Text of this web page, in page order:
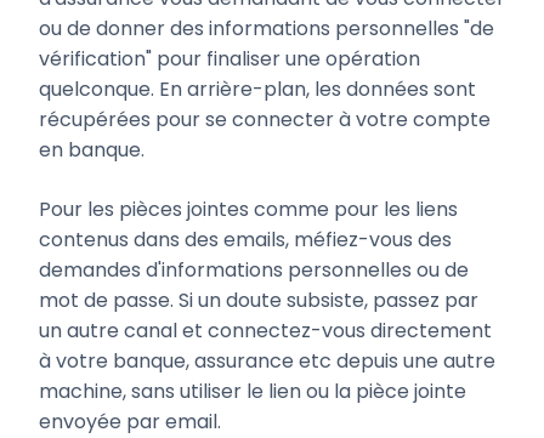
ou de donner des informations personnelles "de
vérification" pour finaliser une opération
quelconque. En arrière-plan, les données sont
récupérées pour se connecter à votre compte
en banque.
Pour les pièces jointes comme pour les liens
contenus dans des emails, méfiez-vous des
demandes d'informations personnelles ou de
mot de passe. Si un doute subsiste, passez par
un autre canal et connectez-vous directement
à votre banque, assurance etc depuis une autre
machine, sans utiliser le lien ou la pièce jointe
envoyée par email.